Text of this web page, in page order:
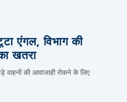
एंगल, विभाग की
खतरा
की आवाजाही रोकने के लिए